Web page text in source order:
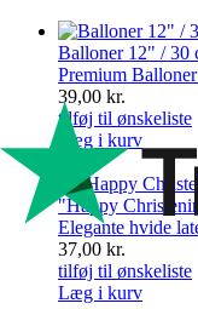
Balloner 12" / 30
Premium
39,00 kr.
tilføj til ønskeliste
Læg i kurv
"Happy
Elegante hvide
37,00 kr.
tilføj til ønskeliste
Læg i kurv